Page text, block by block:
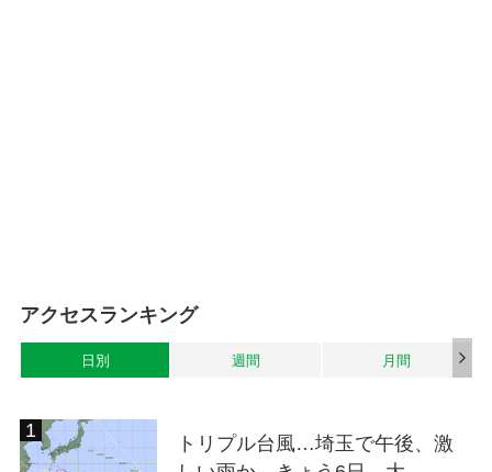
アクセスランキング
日別 週間 月間
トリプル台風…埼玉で午後、激